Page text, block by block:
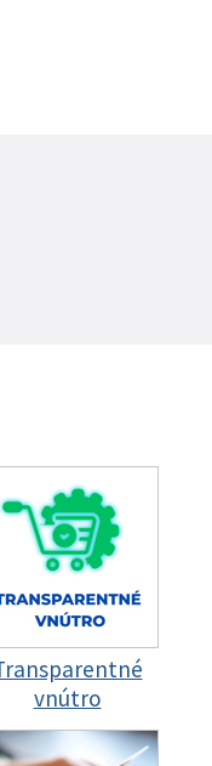
vnútro